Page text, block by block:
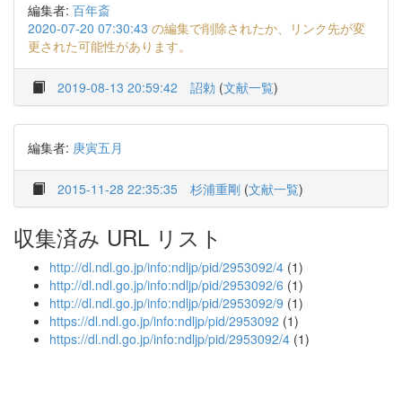
編集者: 百年斎
2020-07-20 07:30:43 の編集で削除されたか、リンク先が変
更された可能性があります。
2019-08-13 20:59:42 詔勅 (文献一覧)
編集者: 庚寅五月
2015-11-28 22:35:35 杉浦重剛 (文献一覧)
収集済み URL リスト
http://dl.ndl.go.jp/info:ndljp/pid/2953092/4 (1)
http://dl.ndl.go.jp/info:ndljp/pid/2953092/6 (1)
http://dl.ndl.go.jp/info:ndljp/pid/2953092/9 (1)
https://dl.ndl.go.jp/info:ndljp/pid/2953092 (1)
https://dl.ndl.go.jp/info:ndljp/pid/2953092/4 (1)